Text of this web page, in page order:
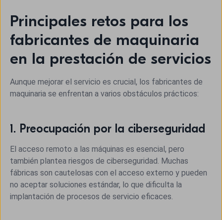
Principales retos para los
fabricantes de maquinaria
en la prestación de servicios
Aunque mejorar el servicio es crucial, los fabricantes de
maquinaria se enfrentan a varios obstáculos prácticos:
1. Preocupación por la ciberseguridad
El acceso remoto a las máquinas es esencial, pero
también plantea riesgos de ciberseguridad. Muchas
fábricas son cautelosas con el acceso externo y pueden
no aceptar soluciones estándar, lo que dificulta la
implantación de procesos de servicio eficaces.